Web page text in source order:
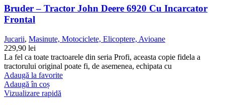
Bruder – Tractor John Deere 6920 Cu Incarcator
Frontal
Jucarii, Masinute, Motociclete, Elicoptere, Avioane
229,90 lei
La fel ca toate tractoarele din seria Profi, aceasta copie fidela a
tractorului original poate fi, de asemenea, echipata cu
Adaugă la favorite
Adaugă în coș
Vizualizare rapidă